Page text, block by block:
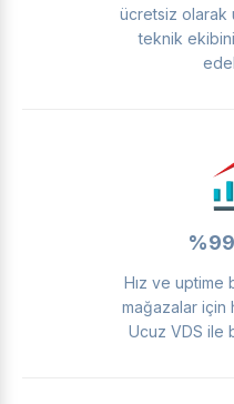
ücretsiz olarak
teknik
Hız ve uptime
mağazalar için
Ucuz VDS ile